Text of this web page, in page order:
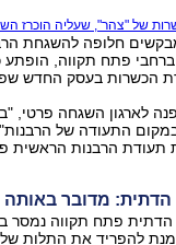
של "צהר", שעליה הוכרז
חלופה להשגחת
ברחבי פתח תקווה,
הכשרות בעסק החדש
פנה לארגון השגחה פרטי,
התעודה של
תעודת הרבנות הראשית
מדובר באותה
פתח תקווה נמסר
להפריד את התלות